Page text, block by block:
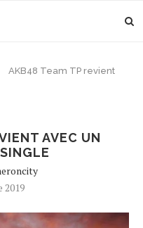
AKB48 Team TP revient
AVEC UN
2019